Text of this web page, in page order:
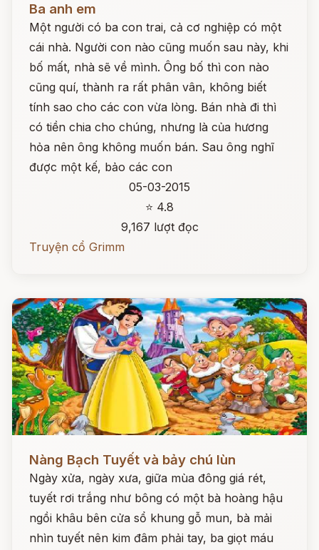
Ba anh em
Một người có ba con trai, cả cơ nghiệp có một
cái nhà. Người con nào cũng muốn sau này, khi
bố mất, nhà sẽ về mình. Ông bố thì con nào
cũng quí, thành ra rất phân vân, không biết
tính sao cho các con vừa lòng. Bán nhà đi thì
có tiền chia cho chúng, nhưng là của hương
hỏa nên ông không muốn bán. Sau ông nghĩ
được một kế, bảo các con
05-03-2015
⭐ 4.8
9,167 lượt đọc
Truyện cổ Grimm
Nàng Bạch Tuyết và bảy chú lùn
Ngày xửa, ngày xưa, giữa mùa đông giá rét,
tuyết rơi trắng như bông có một bà hoàng hậu
ngồi khâu bên cửa sổ khung gỗ mun, bà mải
nhìn tuyết nên kim đâm phải tay, ba giọt máu